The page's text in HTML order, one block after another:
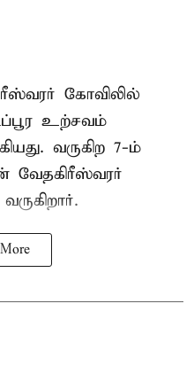
கோவிலில்
உற்சவம்
வருகிற 7-ம்
வேதகிரீஸ்வரர்